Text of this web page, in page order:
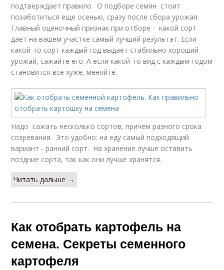
подтверждает правило. О подборе семян стоит
позаботиться еще осенью, сразу после сбора урожая.
Главный оценочный признак при отборе - какой сорт
дает на вашем участке самый лучший результат. Если
какой-то сорт каждый год выдает стабильно хороший
урожай, сажайте его. А если какой-то вид с каждым годом
становится все хуже, меняйте.
Надо сажать несколько сортов, причем разного срока
созревания. Это удобно: на еду самый подходящий
вариант - ранний сорт. На хранение лучше оставить
поздние сорта, так как они лучше хранятся.
Читать дальше →
Как отобрать картофель на
семена. Секреты семенного
картофеля